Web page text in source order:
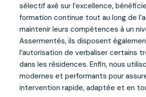
sélectif axé sur l’excellence,
formation continue tout au long de
maintenir leurs compétences à un
Assermentés, ils disposent
l’autorisation de verbaliser certains
dans les résidences. Enfin, nous
modernes et performants pour
intervention rapide, adaptée et en